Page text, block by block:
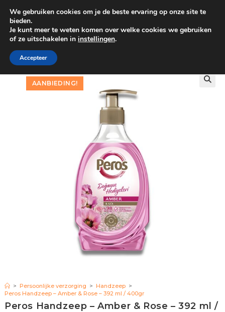
GRATIS BEZORGING VANAF €100
AANBIEDING!
> Persoonlijke verzorging > Handzeep >
Peros Handzeep – Amber & Rose – 392 ml / 400gr
Peros Handzeep – Amber & Rose – 392 ml /
We gebruiken cookies om je de beste ervaring op onze site te
bieden.
Je kunt meer te weten komen over welke cookies we gebruiken
of ze uitschakelen in instellingen.
Accepteer